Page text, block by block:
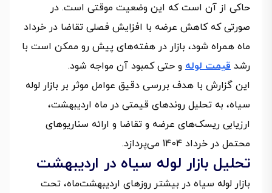
حاکی از آن است که این وضعیت موقتی است. در
صورتی که کاهش عرضه با افزایش فصلی تقاضا در خرداد
ماه همراه شود، بازار در هفته‌های پیش‌ رو ممکن است با
رشد قیمت لوله و حتی کمبود آن مواجه شود.
این گزارش با هدف بررسی دقیق عوامل موثر بر بازار لوله
سیاه، به تحلیل روندهای قیمتی در ماه اردیبهشت،
ارزیابی ریسک‌های عرضه و تقاضا و ارائه سناریوهای
محتمل در خرداد 1404 می‌پردازد.
تحلیل بازار لوله سیاه در اردیبهشت
بازار لوله سیاه در بیشتر روزهای اردیبهشت‌ماه، تحت